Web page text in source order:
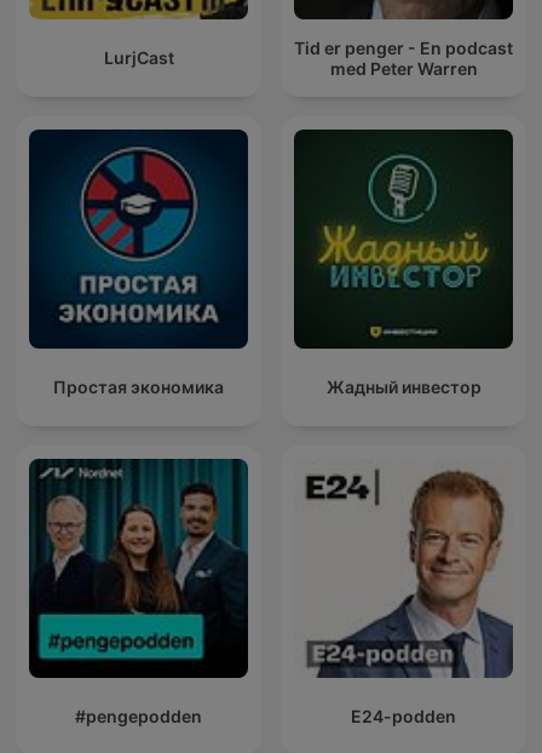
LurjCast
Tid er penger - En podcast
med Peter Warren
Простая экономика Жадный инвестор
#pengepodden E24-podden